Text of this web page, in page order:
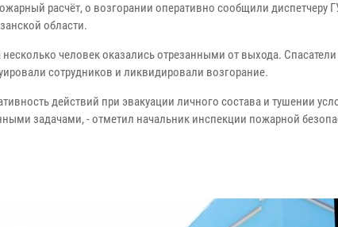
расчёт, о возгорании оперативно сообщили диспетчеру
области.
человек оказались отрезанными от выхода.
сотрудников и ликвидировали возгорание.
действий при эвакуации личного состава и тушении
задачами, - отметил начальник инспекции пожарной